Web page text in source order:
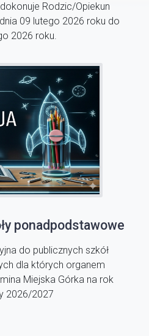
Rodzic/Opiekun
09 lutego 2026 roku do
2026 roku.
ponadpodstawowe
do publicznych szkół
dla których organem
Miejska Górka na rok
2026/2027